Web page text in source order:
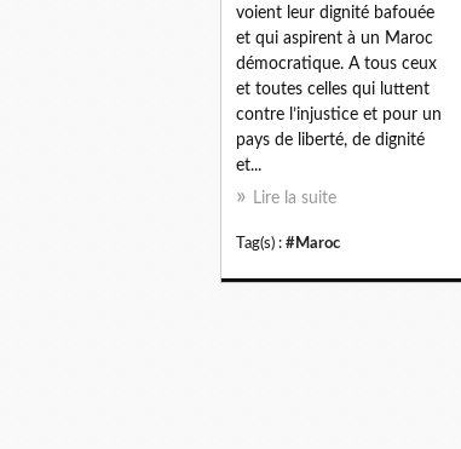
voient leur dignité bafouée
et qui aspirent à un Maroc
démocratique. A tous ceux
et toutes celles qui luttent
contre l’injustice et pour un
pays de liberté, de dignité
et...
Lire la suite
Tag(s) : #Maroc